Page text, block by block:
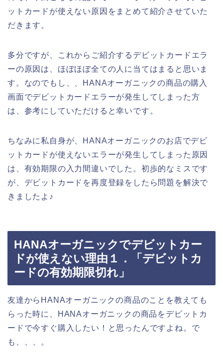
ットカードが使えない原因をまとめて紹介させていた
だきます。
多分ですが、これからご紹介するデビットカードエラ
ーの原因は、ほぼほぼ全ての人に当てはまると思いま
す。なのでもし、、HANAオーガニックの商品の購入
画面でデビットカードエラーが発生してしまった方
は、参考にしていただけると幸いです。
ちなみに私自身が、HANAオーガニックのお店でデビ
ットカードが使えないエラーが発生してしまった原因
は、有効期限の入力間違いでした。初歩的なミスです
が、デビットカードを再度登録をしたら問題を解決で
きましたよ♪
HANAオーガニックでデビットカー
ドが使えない理由１．「デビットカ
ードの有効期限切れ」
友達からHANAオーガニックの商品のことを教えても
らった時に、HANAオーガニックの商品をデビットカ
ードで今すぐ購入したい！と思ったんですよね。で
も、、、。